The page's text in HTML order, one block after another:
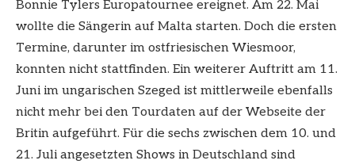
Bonnie Tylers Europatournee ereignet. Am 22. Mai
wollte die Sängerin auf Malta starten. Doch die ersten
Termine, darunter im ostfriesischen Wiesmoor,
konnten nicht stattfinden. Ein weiterer Auftritt am 11.
Juni im ungarischen Szeged ist mittlerweile ebenfalls
nicht mehr bei den Tourdaten auf der Webseite der
Britin aufgeführt. Für die sechs zwischen dem 10. und
21. Juli angesetzten Shows in Deutschland sind